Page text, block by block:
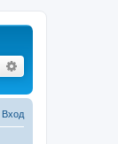
Поиск
Вход